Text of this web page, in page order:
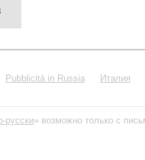
Pubblicità in Russia Италия
русски» возможно только с